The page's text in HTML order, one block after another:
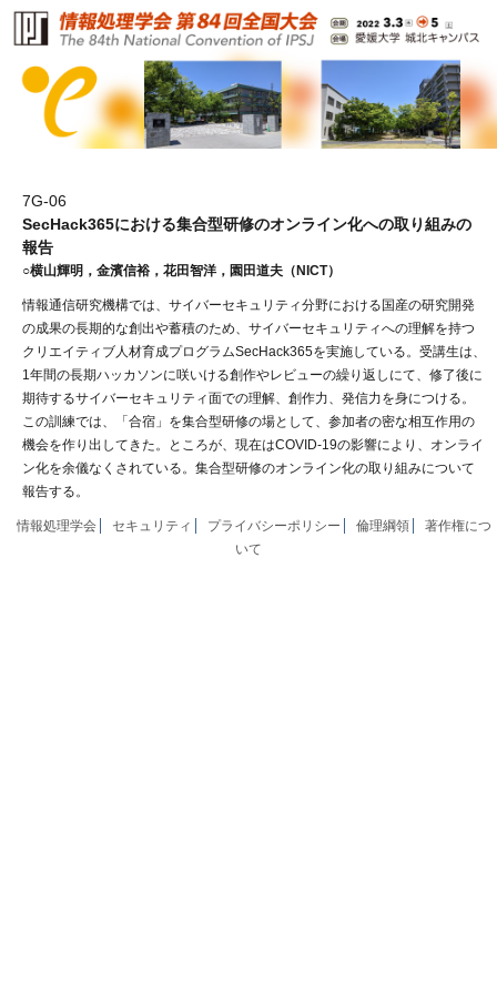
7G-06
SecHack365における集合型研修のオンライン化への取り組みの
報告
○横山輝明，金濱信裕，花田智洋，園田道夫（NICT）
情報通信研究機構では、サイバーセキュリティ分野における国産の研究開発
の成果の長期的な創出や蓄積のため、サイバーセキュリティへの理解を持つ
クリエイティブ人材育成プログラムSecHack365を実施している。受講生は、
1年間の長期ハッカソンに咲いける創作やレビューの繰り返しにて、修了後に
期待するサイバーセキュリティ面での理解、創作力、発信力を身につける。
この訓練では、「合宿」を集合型研修の場として、参加者の密な相互作用の
機会を作り出してきた。ところが、現在はCOVID-19の影響により、オンライ
ン化を余儀なくされている。集合型研修のオンライン化の取り組みについて
報告する。
情報処理学会 セキュリティ プライバシーポリシー 倫理綱領
著作権につ
いて